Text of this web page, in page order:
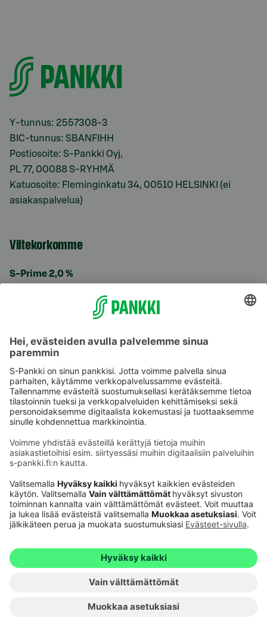
Y-tunnus: 2557308-3
BIC-tunnus: SBANFIHH
Postiosoite: S-Pankki Oyj,
PL 77, 00088 S-RYHMÄ
Katuosoite: Fleminginkatu 34, 00510 HELSINKI (ei
asiakaspalvelua)
Viitekorkomme
S-Prime 2,0 %
Käyttöehdot
Saavutettavuusseloste
Evästeet
Verkkopalvelujen käytön edellytykset